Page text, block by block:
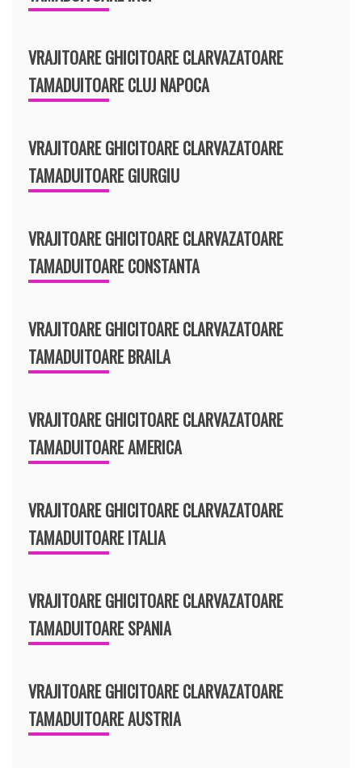
VRAJITOARE GHICITOARE CLARVAZATOARE
TAMADUITOARE CLUJ NAPOCA
VRAJITOARE GHICITOARE CLARVAZATOARE
TAMADUITOARE GIURGIU
VRAJITOARE GHICITOARE CLARVAZATOARE
TAMADUITOARE CONSTANTA
VRAJITOARE GHICITOARE CLARVAZATOARE
TAMADUITOARE BRAILA
VRAJITOARE GHICITOARE CLARVAZATOARE
TAMADUITOARE AMERICA
VRAJITOARE GHICITOARE CLARVAZATOARE
TAMADUITOARE ITALIA
VRAJITOARE GHICITOARE CLARVAZATOARE
TAMADUITOARE SPANIA
VRAJITOARE GHICITOARE CLARVAZATOARE
TAMADUITOARE AUSTRIA